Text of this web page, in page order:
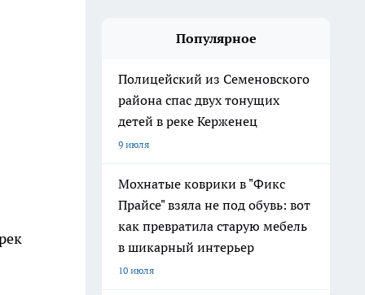
Популярное
Полицейский из Семеновского
района спас двух тонущих
детей в реке Керженец
9 июля
Мохнатые коврики в "Фикс
Прайсе" взяла не под обувь: вот
как превратила старую мебель
в шикарный интерьер
10 июля